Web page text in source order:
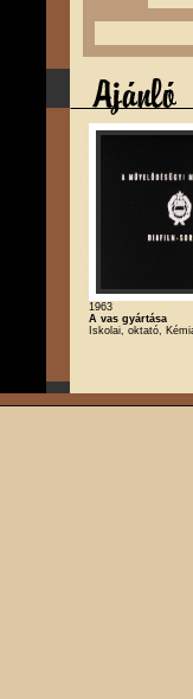
1963
A vas gyártása
Iskolai, oktató,